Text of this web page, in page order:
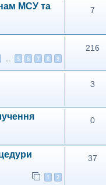
МСУ та
7
5 6 7 8 9
216
3
0
1 2
37